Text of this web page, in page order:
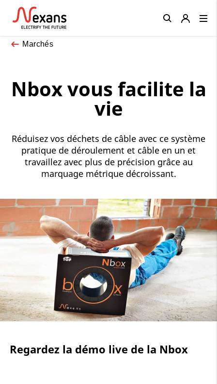
Marchés
Nbox vous facilite la
vie
Réduisez vos déchets de câble avec ce système
pratique de déroulement et câble en un et
travaillez avec plus de précision grâce au
marquage métrique décroissant.
Regardez la démo live de la Nbox
Close